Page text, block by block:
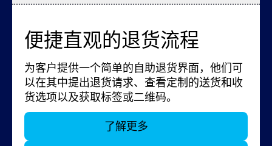
便捷直观的退货流程
为客户提供一个简单的自助退货界面，他们可
以在其中提出退货请求、查看定制的送货和收
货选项以及获取标签或二维码。
了解更多
通过退货数据获取洞察力
通过了解处理退货所需的资源、退货率高的
SKU 以及预计会退货的库存，获得识别欺诈行
为、优化退货流程和未来店内、在线和跨仓库
库存所需的可视性。
消除损失、浪费和成本
使用数字化的退货管理方法，根据重量、尺
寸、原因代码、SKU、客户、物品价值和您的
库存策略，使用理想的承运服务将每件退货物
品运送到正确的地方。
为员工提供所需的指导
为店员和仓库操作员提供数据驱动的分步指
导，以高效和一致地处理退货，从而减少处理
时间并收回收入。
了解更多
便捷的退货体验
为客户提供一个自助服务流程，使他们能够在
60 秒内扫描、装袋并投递退货，而无需与工作
人员互动。
了解更多